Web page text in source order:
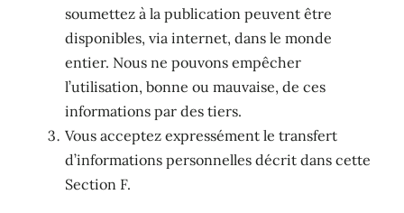
soumettez à la publication peuvent être
disponibles, via internet, dans le monde
entier. Nous ne pouvons empêcher
l’utilisation, bonne ou mauvaise, de ces
informations par des tiers.
Vous acceptez expressément le transfert
d’informations personnelles décrit dans cette
Section F.